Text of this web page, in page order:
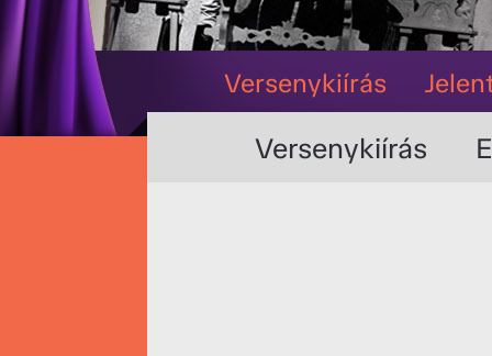
Versenykiírás
Versenykiírás